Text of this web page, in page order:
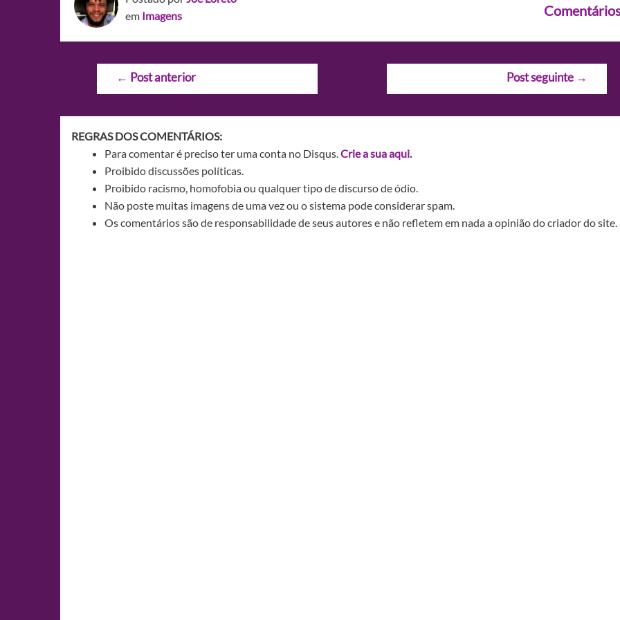
em Imagens
Navegação
← Post anterior Post seguinte →
REGRAS DOS COMENTÁRIOS:
Para comentar é preciso ter uma conta no Disqus.Crie a sua aqui.
Proibido discussões políticas.
Proibido racismo, homofobia ou qualquer tipo de discurso de ódio.
Não poste muitas imagens de uma vez ou o sistema pode considerar spam.
Os comentários são de responsabilidade de seus autores e não refletem em nada a opinião do criador do site.